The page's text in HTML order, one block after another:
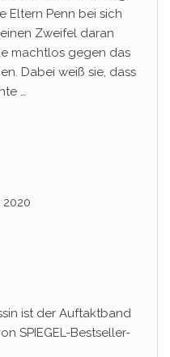
Eltern Penn bei sich
Zweifel daran
machtlos gegen das
Dabei weiß sie, dass
…
2020
ist der Auftaktband
SPIEGEL-Bestseller-